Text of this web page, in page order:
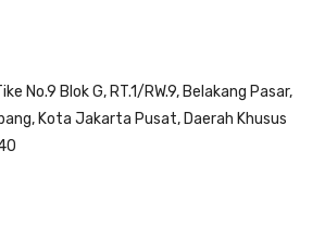
No.9 Blok G, RT.1/RW.9, Belakang Pasar,
Kota Jakarta Pusat, Daerah Khusus